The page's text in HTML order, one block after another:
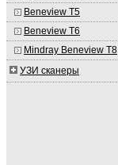
Beneview T5
Beneview T6
Mindray Beneview T8
УЗИ сканеры